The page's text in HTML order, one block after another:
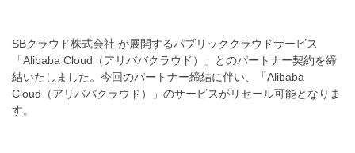
SBクラウド株式会社 が展開するパブリッククラウドサービス
「Alibaba Cloud（アリババクラウド）」とのパートナー契約を締
結いたしました。今回のパートナー締結に伴い、「Alibaba
Cloud（アリババクラウド）」のサービスがリセール可能となりま
す。